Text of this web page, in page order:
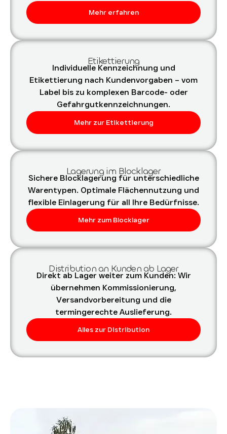
Mehr erfahren
Etikettierung
Individuelle Kennzeichnung und
Etikettierung nach Kundenvorgaben – vom
Label bis zu komplexen Barcode- oder
Gefahrgutkennzeichnungen.
Mehr zur Etikettierung
Lagerung im Blocklager
Sichere Blocklagerung für unterschiedliche
Warentypen. Optimale Flächennutzung und
flexible Einlagerung für all Ihre Bedürfnisse.
Mehr zum Blocklager
Distribution an Kunden ab Lager
Direkt ab Lager weiter zum Kunden: Wir
übernehmen Kommissionierung,
Versandvorbereitung und die
termingerechte Auslieferung.
Alles zur Distribution